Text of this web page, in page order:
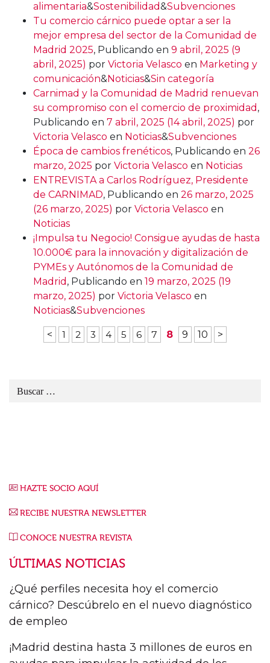
alimentaria&Sostenibilidad &Subvenciones
Tu comercio cárnico puede optar a ser la
mejor empresa del sector de la Comunidad de
Madrid 2025, Publicando en 9 abril, 2025 (9
abril, 2025) por Victoria Velasco en Marketing y
comunicación&Noticias&Sin categoría
Carnimad y la Comunidad de Madrid renuevan
su compromiso con el comercio de proximidad ,
Publicando en 7 abril, 2025 (14 abril, 2025) por
Victoria Velasco en Noticias&Subvenciones
Época de cambios frenéticos, Publicando en 26
marzo, 2025 por Victoria Velasco en Noticias
ENTREVISTA a Carlos Rodríguez, Presidente
de CARNIMAD, Publicando en 26 marzo, 2025
(26 marzo, 2025) por Victoria Velasco en
Noticias
¡Impulsa tu Negocio! Consigue ayudas de hasta
10.000€ para la innovación y digitalización de
PYMEs y Autónomos de la Comunidad de
Madrid , Publicando en 19 marzo, 2025 (19
marzo, 2025) por Victoria Velasco en
Noticias&Subvenciones
< 1 2 3 4 5 6 7 8 9 10 >
HAZTE SOCIO AQUÍ
RECIBE NUESTRA NEWSLETTER
CONOCE NUESTRA REVISTA
ÚLTIMAS NOTICIAS
¿Qué perfiles necesita hoy el comercio
cárnico? Descúbrelo en el nuevo diagnóstico
de empleo
¡Madrid destina hasta 3 millones de euros en